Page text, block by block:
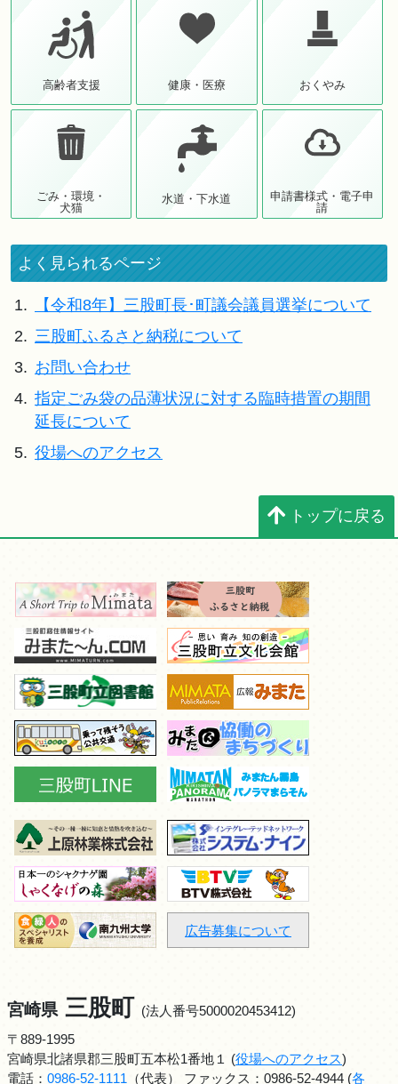
高齢者支援 健康・医療 おくやみ
ごみ・環境・
犬猫
水道・下水道
申請書様式・電子申
請
よく見られるページ
1.
【令和8年】三股町長･町議会議員選挙について
2. 三股町ふるさと納税について
3. お問い合わせ
4. 指定ごみ袋の品薄状況に対する臨時措置の期間
延長について
5. 役場へのアクセス
トップに戻る
広告募集について
宮崎県 三股町 (法人番号5000020453412)
〒889-1995
宮崎県北諸県郡三股町五本松1番地１ (役場へのアクセス)
電話： 0986-52-1111 （代表） ファックス：0986-52-4944 (各